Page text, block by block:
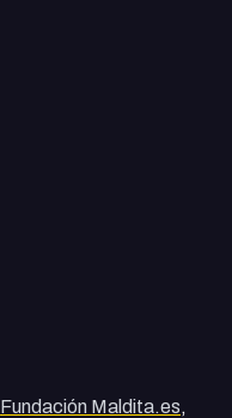
Fundación Maldita.es,